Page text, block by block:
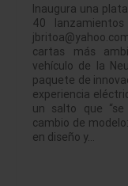
Inaugura una
40
cartas más
vehículo de la
paquete de
experiencia
un salto que
cambio de
en diseño y…